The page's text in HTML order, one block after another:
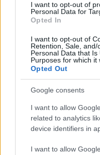
I want to opt-out of
Personal Data for
Opted In
I want to opt-out of
Retention, Sale,
Personal Data that
Purposes for which it
Opted Out
Google consents
I want to allow
related to analytics
device identifiers in
I want to allow